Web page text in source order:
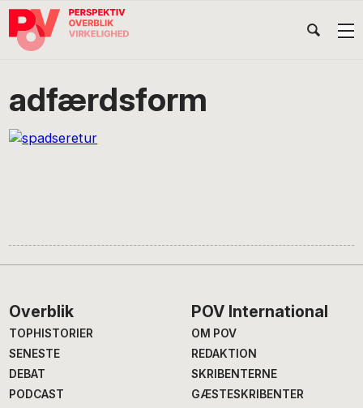
Gå
direkte
navigation
Skip
indhold
Gå
direkte
POV
International
adfærdsform
Footer
Overblik
TOPHISTORIER
SENESTE
DEBAT
PODCAST
POV International
OM POV
REDAKTION
SKRIBENTERNE
GÆSTESKRIBENTER